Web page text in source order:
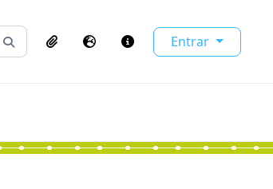
Busque na página de navegação
ClipboardIdioma Atalhos Entrar